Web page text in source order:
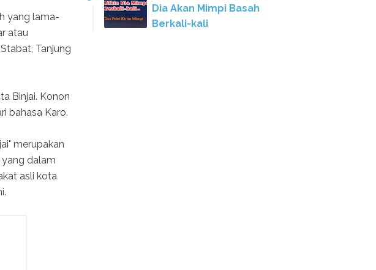
yang lama-
atau
Tanjung
Binjai. Konon
bahasa Karo.
merupakan
yang dalam
asli kota
Dia Akan Mimpi Basah
Berkali-kali